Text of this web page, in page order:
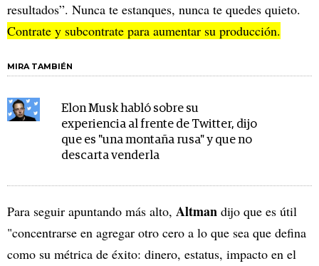
resultados”. Nunca te estanques, nunca te quedes quieto.
Contrate y subcontrate para aumentar su producción.
MIRA TAMBIÉN
Elon Musk habló sobre su
experiencia al frente de Twitter, dijo
que es "una montaña rusa" y que no
descarta venderla
Para seguir apuntando más alto, Altman dijo que es útil
"concentrarse en agregar otro cero a lo que sea que defina
como su métrica de éxito: dinero, estatus, impacto en el